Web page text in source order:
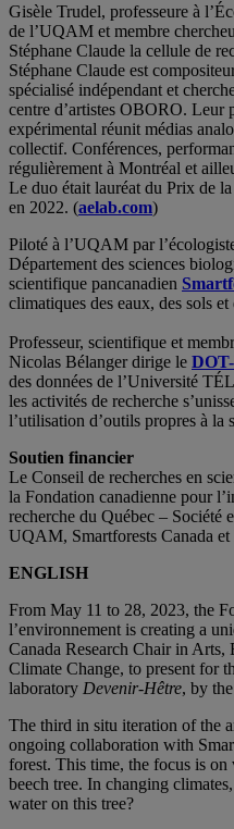
Gisèle Trudel, professeure à
de l’UQAM et membre
Stéphane Claude la cellule de
Stéphane Claude est
spécialisé indépendant et
centre d’artistes OBORO. Leur
expérimental réunit médias
collectif. Conférences,
régulièrement à Montréal et
Le duo était lauréat du Prix de
en 2022. (aelab.com)
Piloté à l’UQAM par
Département des sciences
scientifique pancanadien
climatiques des eaux, des sols et
Professeur, scientifique et
Nicolas Bélanger dirige le
des données de l’Université
les activités de recherche
l’utilisation d’outils propres à la
Soutien financier
Le Conseil de recherches en
la Fondation canadienne pour
recherche du Québec – Société
UQAM, Smartforests Canada
ENGLISH
From May 11 to 28, 2023, the
l’environnement is creating a
Canada Research Chair in Arts,
Climate Change, to present for
laboratory Devenir-Hêtre, by
The third in situ iteration of the
ongoing collaboration with
forest. This time, the focus is
beech tree. In changing
water on this tree?